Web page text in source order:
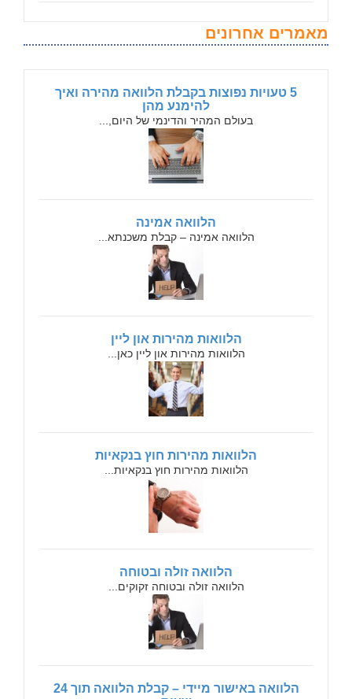
מאמרים אחרונים
5 טעויות נפוצות בקבלת הלוואה מהירה ואיך
להימנע מהן
בעולם המהיר והדינמי של היום,...
הלוואה אמינה
הלוואה אמינה – קבלת משכנתא...
הלוואות מהירות און ליין
הלוואות מהירות און ליין כאן...
הלוואות מהירות חוץ בנקאיות
הלוואות מהירות חוץ בנקאיות...
הלוואה זולה ובטוחה
הלוואה זולה ובטוחה זקוקים...
הלוואה באישור מיידי – קבלת הלוואה תוך 24